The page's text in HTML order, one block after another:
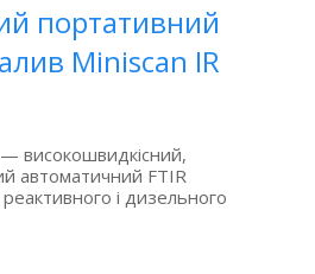
портативний
Miniscan IR
— високошвидкісний,
автоматичний FTIR
і дизельного